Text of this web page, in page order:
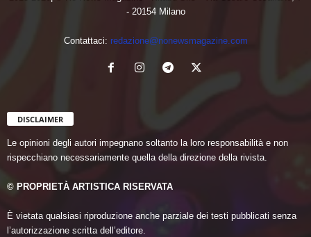
- 20154 Milano
Contattaci: redazione@nonewsmagazine.com
DISCLAIMER
Le opinioni degli autori impegnano soltanto la loro responsabilità e non
rispecchiano necessariamente quella della direzione della rivista.
© PROPRIETÀ ARTISTICA RISERVATA
È vietata qualsiasi riproduzione anche parziale dei testi pubblicati senza
l’autorizzazione scritta dell’editore.